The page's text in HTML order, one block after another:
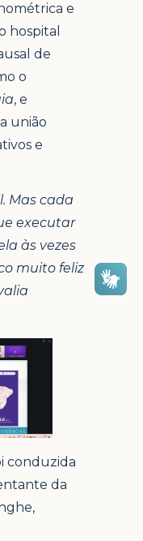
e
hospital
de
o
, e
união
e
Mas cada
executar
às vezes
muito feliz
conduzida
da